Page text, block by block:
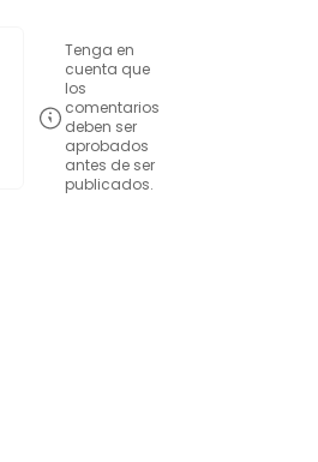
Tenga en
cuenta que
los
comentarios
deben ser
aprobados
antes de ser
publicados.